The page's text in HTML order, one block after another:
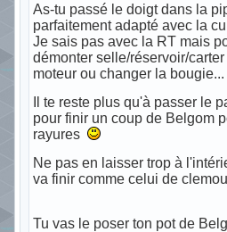
As-tu passé le doigt dans la
parfaitement adapté avec la
Je sais pas avec la RT mais
démonter selle/réservoir/
moteur ou changer la bougie...
Il te reste plus qu'à passer le
pour finir un coup de Belgom
rayures
Ne pas en laisser trop à
va finir comme celui de
Tu vas le poser ton pot de